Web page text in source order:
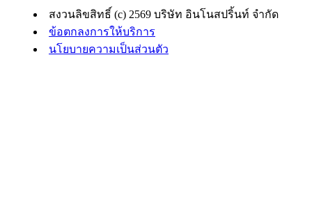
สงวนลิขสิทธิ์ (c) 2569 บริษัท อินโนสปริ้นท์ จำกัด
ข้อตกลงการให้บริการ
นโยบายความเป็นส่วนตัว